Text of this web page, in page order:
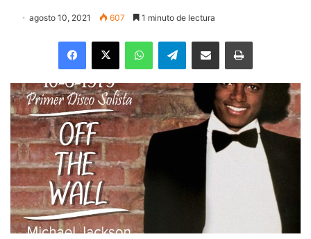
agosto 10, 2021 607 1 minuto de lectura
Facebook
X WhatsAppTelegramEnviar vía email Imprimir